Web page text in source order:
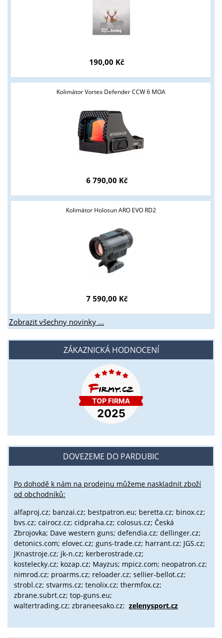
190,00 Kč
Kolimátor Vortex Defender CCW 6 MOA
6 790,00 Kč
Kolimátor Holosun ARO EVO RD2
7 590,00 Kč
Zobrazit všechny novinky ...
ZÁKAZNICKÁ HODNOCENÍ
DOVEZEME DO PARDUBIC
Po dohodě k nám na prodejnu můžeme naskladnit zboží
od obchodníků:
alfaproj.cz; banzai.cz; bestpatron.eu; beretta.cz; binox.cz;
bvs.cz; cairocz.cz; cidpraha.cz; colosus.cz; Česká
Zbrojovka; Dave western guns; defendia.cz; dellinger.cz;
detonics.com; elovec.cz; guns-trade.cz; harrant.cz; JGS.cz;
JKnastroje.cz; jk-n.cz; kerberostrade.cz;
kostelecky.cz; kozap.cz; Mayzus; mpicz.com; neopatron.cz;
nimrod.cz; proarms.cz; reloader.cz; sellier-bellot.cz;
strobl.cz; stvarms.cz; tenolix.cz; thermfox.cz;
zbrane.subrt.cz; top-guns.eu;
waltertrading.cz; zbraneesako.cz; zelenysport.cz
Tyto stránky jsou určeny pouze odborné veřejnosti od 18 let a
podnikatelům v oblasti zbraně a střelivo. Splňujete tyto
podmínky?
ANO NE